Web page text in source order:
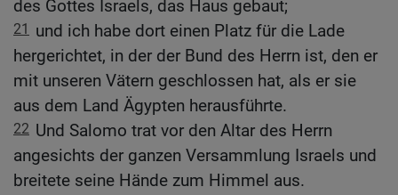
des Gottes Israels, das Haus gebaut;
21 und ich habe dort einen Platz für die Lade
hergerichtet, in der der Bund des Herrn ist, den er
mit unseren Vätern geschlossen hat, als er sie
aus dem Land Ägypten herausführte.
22 Und Salomo trat vor den Altar des Herrn
angesichts der ganzen Versammlung Israels und
breitete seine Hände zum Himmel aus.